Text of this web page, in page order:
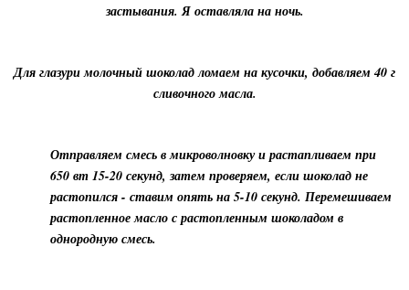
застывания. Я оставляла на ночь.
Для глазури молочный шоколад ломаем на кусочки, добавляем 40 г
сливочного масла.
Отправляем смесь в микроволновку и растапливаем при
650 вт 15-20 секунд, затем проверяем, если шоколад не
растопился - ставим опять на 5-10 секунд. Перемешиваем
растопленное масло с растопленным шоколадом в
однородную смесь.